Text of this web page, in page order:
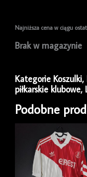
Najniższa cena w ciągu
Brak w magazynie
Kategorie Koszulki,
piłkarskie klubowe,
Podobne